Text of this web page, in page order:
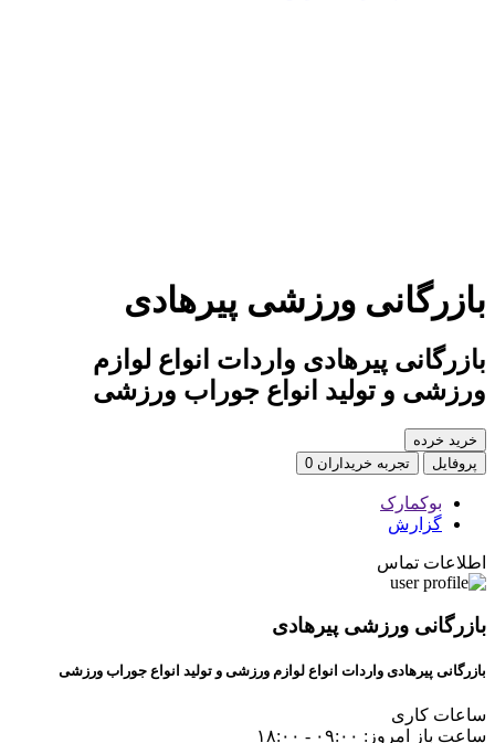
بازرگانی ورزشی پیرهادی
بازرگانی پیرهادی واردات انواع لوازم
ورزشی و تولید انواع جوراب ورزشی
خرید خرده
پروفایل
تجربه خریداران 0
بوکمارک
گزارش
اطلاعات تماس
بازرگانی ورزشی پیرهادی
بازرگانی پیرهادی واردات انواع لوازم ورزشی و تولید انواع جوراب ورزشی
ساعات کاری
ساعت باز امروز: ۰۹:۰۰ - ۱۸:۰۰